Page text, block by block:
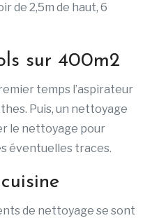
de 2,5m de haut, 6
sur 400m2
temps l’aspirateur
Puis, un nettoyage
le nettoyage pour
éventuelles traces.
de nettoyage se sont